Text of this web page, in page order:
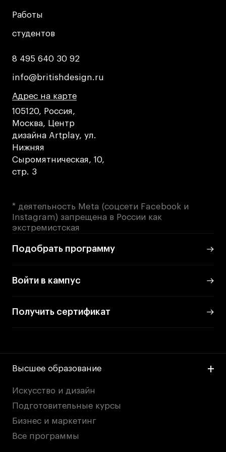
Работы
студентов
Работы
студентов
8 495 640 30 92
8 495 640 30 92
info@britishdesign.ru
info@britishdesign.ru
Адрес на карте
Адрес на карте
Адрес на карте
105120, Россия,
Москва, Центр
дизайна Artplay, ул.
Нижняя
Сыромятническая, 10,
стр. 3
* деятельность Meta (соцсети Facebook и
Instagram) запрещена в России как
экстремистская
Подобрать программу
Войти в кампус
Получить сертификат
Высшее образование
Искусство и дизайн
Подготовительные курсы
Бизнес и маркетинг
Все программы